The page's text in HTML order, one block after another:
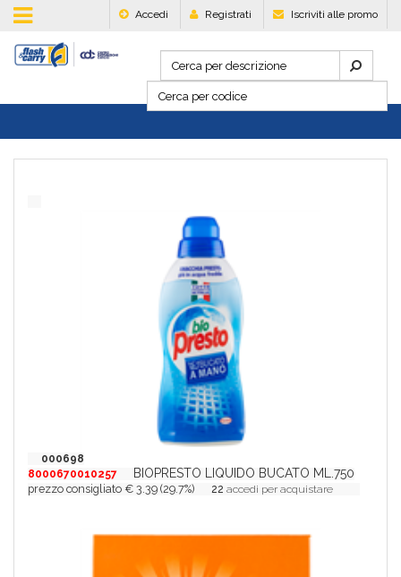
Accedi Registrati Iscriviti alle promo
000698
8000670010257
BIOPRESTO LIQUIDO BUCATO ML.750
prezzo consigliato € 3.39 (29.7%) 22 accedi per acquistare